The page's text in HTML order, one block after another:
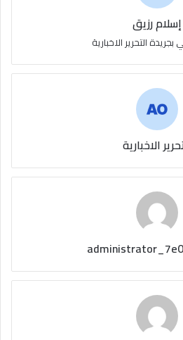
إسلام رزيق
التحرير الاخبارية
الاخبارية